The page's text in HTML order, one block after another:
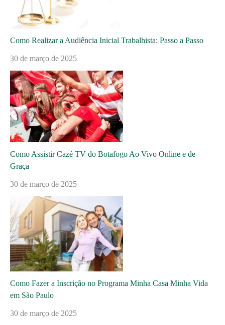
Como Realizar a Audiência Inicial Trabalhista: Passo a Passo
30 de março de 2025
Como Assistir Cazé TV do Botafogo Ao Vivo Online e de
Graça
30 de março de 2025
Como Fazer a Inscrição no Programa Minha Casa Minha Vida
em São Paulo
30 de março de 2025